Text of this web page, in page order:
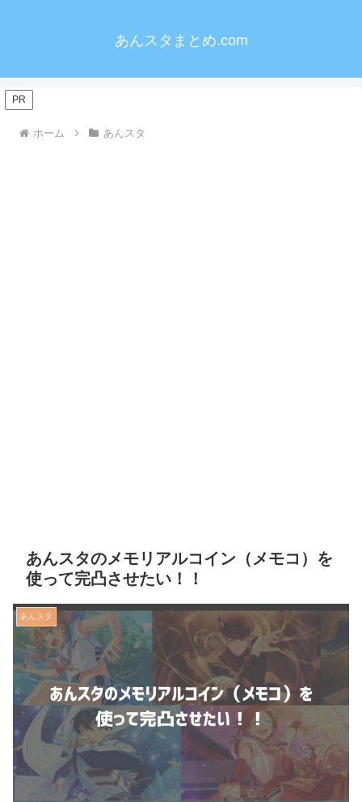
あんスタまとめ.com
PR
ホーム あんスタ
あんスタのメモリアルコイン（メモコ）を
使って完凸させたい！！
あんスタ